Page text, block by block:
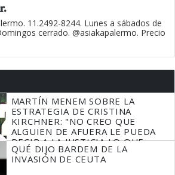
11.2492-8244. Lunes a sábados de
cerrado. @asiakapalermo. Precio
MARTÍN MENEM SOBRE LA
ESTRATEGIA DE CRISTINA
KIRCHNER: "NO CREO QUE
ALGUIEN DE AFUERA LE PUEDA
DECIR A LA JUSTICIA LO QUE
TIENE QUE HACER"
QUÉ DIJO BARDEM DE LA
INVASIÓN DE CEUTA